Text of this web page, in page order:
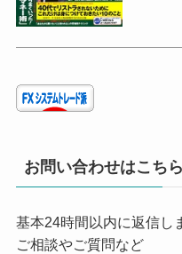
お問い合わせはこちら
基本24時間以内に返信し
ご相談やご質問など